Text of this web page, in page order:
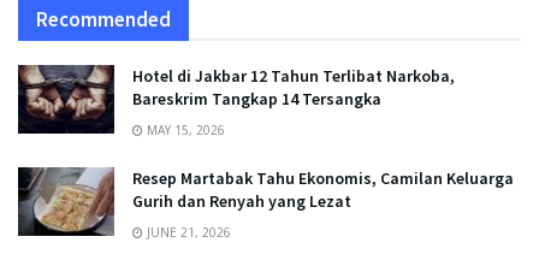
Recommended
Hotel di Jakbar 12 Tahun Terlibat Narkoba,
Bareskrim Tangkap 14 Tersangka
MAY 15, 2026
Resep Martabak Tahu Ekonomis, Camilan Keluarga
Gurih dan Renyah yang Lezat
JUNE 21, 2026